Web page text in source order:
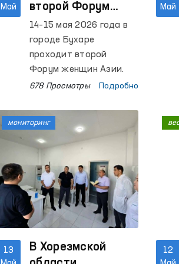
Май
второй Форум
женщин Азии
14–15 мая 2026 года в
городе Бухаре
проходит второй
Форум женщин Азии.
678 Просмотры Подробно
Май
13
В Хорезмской
мониторинг
12